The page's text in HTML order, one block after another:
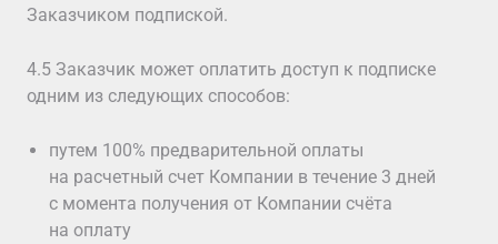
Заказчиком подпиской.
4.5 Заказчик может оплатить доступ к подписке
одним из следующих способов:
путем 100% предварительной оплаты
на расчетный счет Компании в течение 3 дней
с момента получения от Компании счёта
на оплату